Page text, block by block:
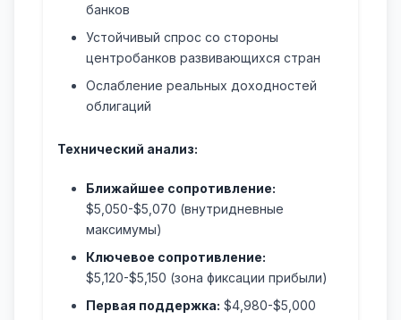
банков
Устойчивый спрос со стороны
центробанков развивающихся стран
Ослабление реальных доходностей
облигаций
Технический анализ:
Ближайшее сопротивление:
$5,050-$5,070 (внутридневные
максимумы)
Ключевое сопротивление:
$5,120-$5,150 (зона фиксации прибыли)
Первая поддержка: $4,980-$5,000